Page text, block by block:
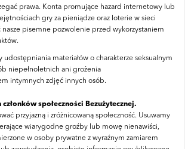
prawa. Konta promujące hazard internetowy lub
gry za pieniądze oraz loterie w sieci
nasze pisemne pozwolenie przed wykorzystaniem
udostępniania materiałów o charakterze seksualnym
niepełnoletnich ani grożenia
intymnych zdjęć innych osób.
członków społeczności Bezużytecznej.
przyjazną i zróżnicowaną społeczność. Usuwamy
wiarygodne groźby lub mowę nienawiści,
w osoby prywatne z wyraźnym zamiarem